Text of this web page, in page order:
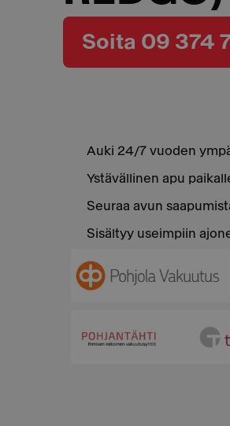
Soita 09 374
Auki 24/7 vuoden
Ystävällinen apu
Seuraa avun
Sisältyy useimpiin